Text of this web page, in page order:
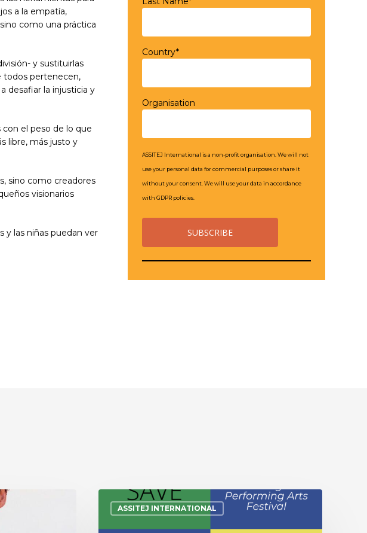
a la empatía,
como una práctica
y sustituirlas
todos pertenecen,
desafiar la injusticia y
con el peso de lo que
libre, más justo y
sino como creadores
visionarios
y las niñas puedan ver
Country*
Organisation
ASSITEJ International is a non-profit organisation. We will not
use your personal data for commercial purposes or share it
without your consent. We will use your data in accordance
with GDPR policies.
ASSITEJ INTERNATIONAL